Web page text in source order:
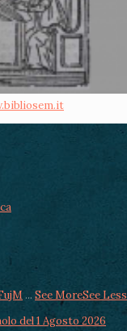
... See MoreSee Less
del 1 Agosto 2026